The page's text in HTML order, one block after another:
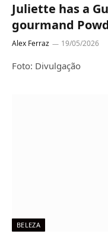
Juliette has a
gourmand
Alex Ferraz 19/05/2026
Foto: Divulgação
BELEZA